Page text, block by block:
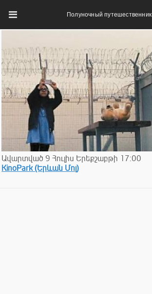
Полуночный путешественник
Ավարտված 9 Հուլիս Երեքշաբթի 17:00
KinoPark (Երևան Մոլ)